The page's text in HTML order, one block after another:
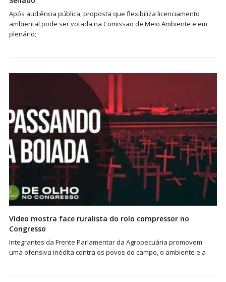
Após audiência pública, proposta que flexibiliza licenciamento
ambiental pode ser votada na Comissão de Meio Ambiente e em
plenário;
Vídeo mostra face ruralista do rolo compressor no
Congresso
Integrantes da Frente Parlamentar da Agropecuária promovem
uma ofensiva inédita contra os povos do campo, o ambiente e a